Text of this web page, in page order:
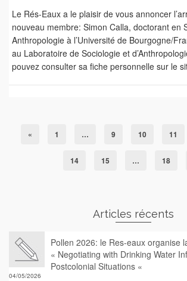
Le Rés-Eaux a le plaisir de vous annoncer
nouveau membre: Simon Calla, doctorant en
Anthropologie à l’Université de Bourgogne/
au Laboratoire de Sociologie et
pouvez consulter sa fiche personnelle sur le
« 1 … 9 10 11
14 15 … 18
Articles récents
Pollen 2026: le Res-eaux organise
« Negotiating with Drinking Water
Postcolonial Situations «
04/05/2026